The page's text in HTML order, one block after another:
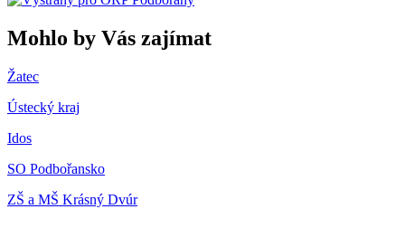
Mohlo by Vás zajímat
Žatec
Ústecký kraj
Idos
SO Podbořansko
ZŠ a MŠ Krásný Dvúr